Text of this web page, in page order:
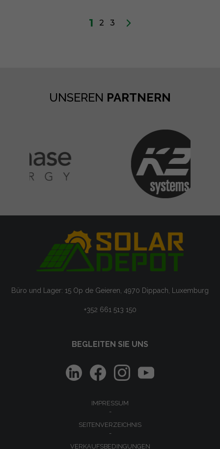
1 2 3
UNSEREN PARTNERN
Büro und Lager: 15 Op de Geieren, 4970 Dippach, Luxemburg
BEGLEITEN SIE UNS
IMPRESSUM
SEITENVERZEICHNIS